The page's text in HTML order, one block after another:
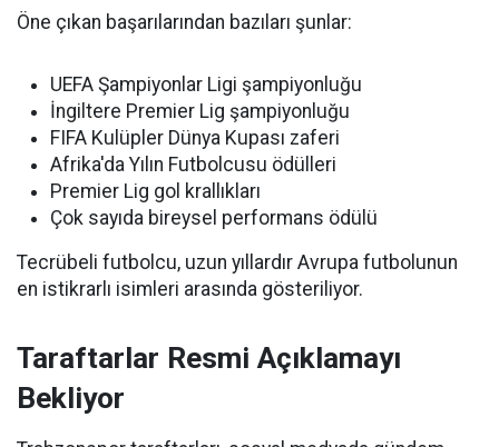
Öne çıkan başarılarından bazıları şunlar:
UEFA Şampiyonlar Ligi şampiyonluğu
İngiltere Premier Lig şampiyonluğu
FIFA Kulüpler Dünya Kupası zaferi
Afrika'da Yılın Futbolcusu ödülleri
Premier Lig gol krallıkları
Çok sayıda bireysel performans ödülü
Tecrübeli futbolcu, uzun yıllardır Avrupa futbolunun
en istikrarlı isimleri arasında gösteriliyor.
Taraftarlar Resmi Açıklamayı
Bekliyor